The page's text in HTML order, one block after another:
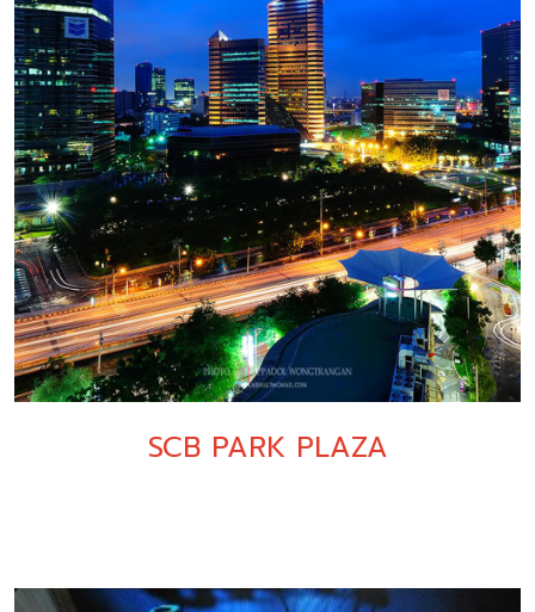
SCB PARK PLAZA